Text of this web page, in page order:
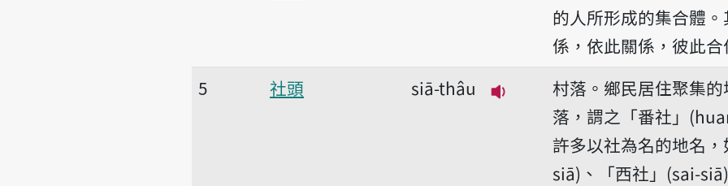
播放音讀siā-huē
的人所形成的集合體
係，依此關係，彼此
5
社頭
siā-thâu
播放音讀siā-thâu
村落。鄉民居住聚集
落，謂之「番社」
許多以社為名的地名
siā)、「西社」(sai-